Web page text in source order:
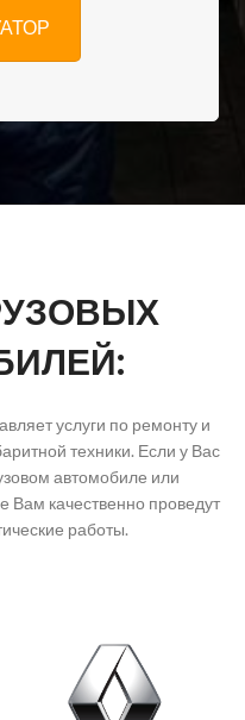
услуги по ремонту и
техники. Если у Вас
автомобиле или
Вам качественно проведут
работы.